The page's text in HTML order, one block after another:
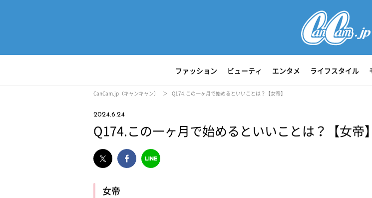
ファッション ビューティ エンタメ ライフスタイル
CanCam.jp（キャンキャン） Q174.この一ヶ月で始めるといいことは？【女帝】
2024.6.24
Q174.この一ヶ月で始めるといいことは？【女帝】
女帝